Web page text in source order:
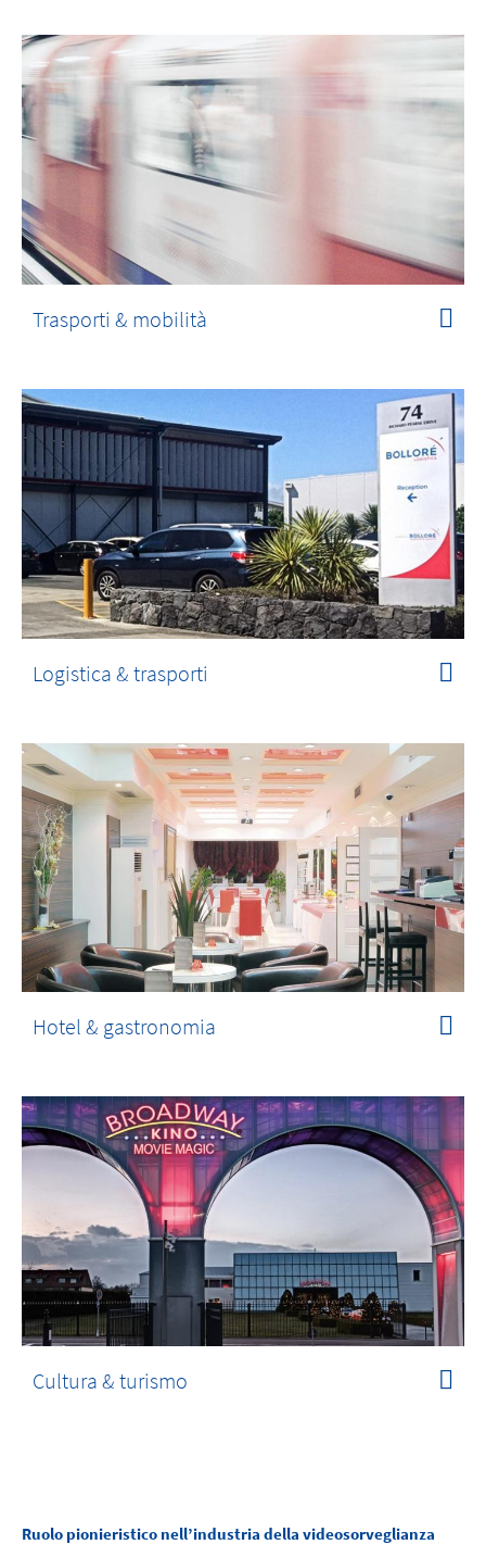
Trasporti & mobilità
Logistica & trasporti
Hotel & gastronomia
Cultura & turismo
Ruolo pionieristico nell’industria della videosorveglianza